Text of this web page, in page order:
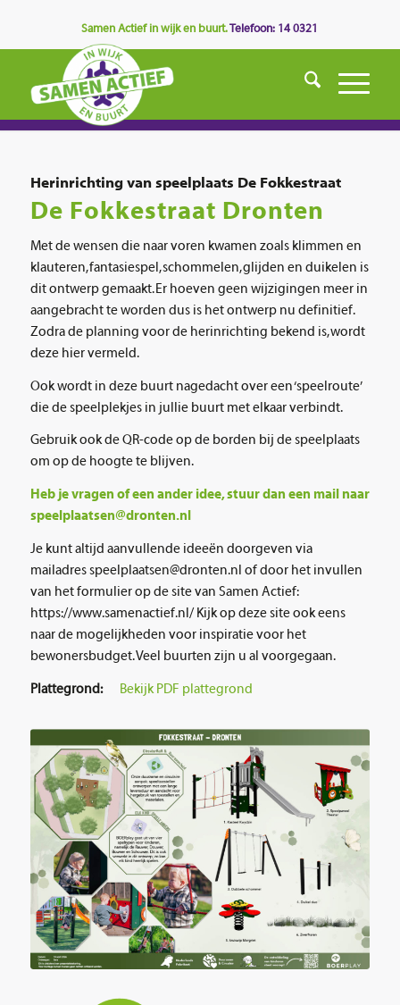
Samen Actief in wijk en buurt.Telefoon: 14 0321
Herinrichting van speelplaats De Fokkestraat
De Fokkestraat Dronten
Met de wensen die naar voren kwamen zoals klimmen en
klauteren, fantasiespel, schommelen, glijden en duikelen is
dit ontwerp gemaakt. Er hoeven geen wijzigingen meer in
aangebracht te worden dus is het ontwerp nu definitief.
Zodra de planning voor de herinrichting bekend is, wordt
deze hier vermeld.
Ook wordt in deze buurt nagedacht over een ‘speelroute’
die de speelplekjes in jullie buurt met elkaar verbindt.
Gebruik ook de QR-code op de borden bij de speelplaats
om op de hoogte te blijven.
Heb je vragen of een ander idee, stuur dan een mail naar
speelplaatsen@dronten.nl
Je kunt altijd aanvullende ideeën doorgeven via
mailadres speelplaatsen@dronten.nl of door het invullen
van het formulier op de site van Samen Actief:
https://www.samenactief.nl/ Kijk op deze site ook eens
naar de mogelijkheden voor inspiratie voor het
bewonersbudget. Veel buurten zijn u al voorgegaan.
Plattegrond: Bekijk PDF plattegrond